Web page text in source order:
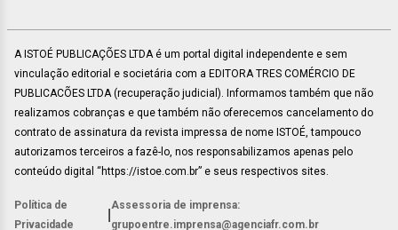
A ISTOÉ PUBLICAÇÕES LTDA é um portal digital independente e sem
vinculação editorial e societária com a EDITORA TRES COMÉRCIO DE
PUBLICACÕES LTDA (recuperação judicial). Informamos também que não
realizamos cobranças e que também não oferecemos cancelamento do
contrato de assinatura da revista impressa de nome ISTOÉ, tampouco
autorizamos terceiros a fazê-lo, nos responsabilizamos apenas pelo
conteúdo digital “https://istoe.com.br” e seus respectivos sites.
Política de
Privacidade
Assessoria de imprensa:
grupoentre.imprensa@agenciafr.com.br